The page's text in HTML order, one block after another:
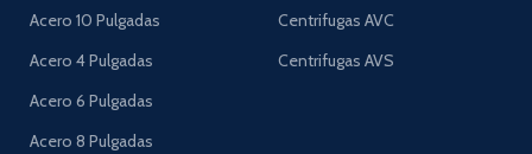
Acero 10 Pulgadas
Acero 4 Pulgadas
Acero 6 Pulgadas
Acero 8 Pulgadas
Centrifugas AVC
Centrifugas AVS